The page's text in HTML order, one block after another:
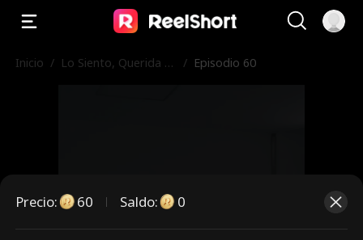
Inicio / Lo Siento, Querida Hi
/ Episodio 60
Precio: 60 Saldo: 0